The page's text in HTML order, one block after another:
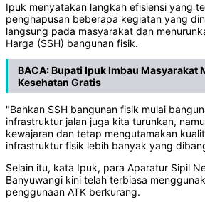
Ipuk menyatakan langkah efisiensi yang
penghapusan beberapa kegiatan yang
langsung pada masyarakat dan
Harga (SSH) bangunan fisik.
BACA:Bupati Ipuk Imbau Masyarakat
Kesehatan Gratis
"Bahkan SSH bangunan fisik mulai
infrastruktur jalan juga kita turunkan,
kewajaran dan tetap mengutamakan
infrastruktur fisik lebih banyak yang
Selain itu, kata Ipuk, para Aparatur Sipil
Banyuwangi kini telah terbiasa
penggunaan ATK berkurang.